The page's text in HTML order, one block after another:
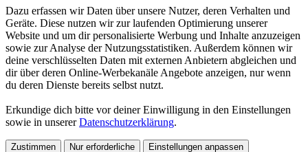
Dazu erfassen wir Daten über unsere Nutzer, deren Verhalten und
Geräte. Diese nutzen wir zur laufenden Optimierung unserer
Website und um dir personalisierte Werbung und Inhalte anzuzeigen
sowie zur Analyse der Nutzungsstatistiken. Außerdem können wir
deine verschlüsselten Daten mit externen Anbietern abgleichen und
dir über deren Online-Werbekanäle Angebote anzeigen, nur wenn
du deren Dienste bereits selbst nutzt.
Erkundige dich bitte vor deiner Einwilligung in den Einstellungen
sowie in unsererDatenschutzerklärung.
Zustimmen Nur erforderliche Einstellungen anpassen